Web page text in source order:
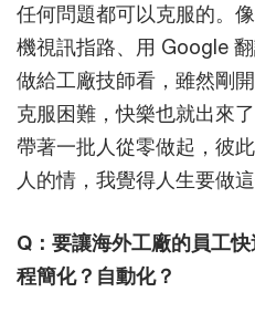
任何問題都可以克服的。
機視訊指路、用 Google
做給工廠技師看，雖然剛
克服困難，快樂也就出來
帶著一批人從零做起，彼
人的情，我覺得人生要做這
Q：要讓海外工廠的員工
程簡化？自動化？